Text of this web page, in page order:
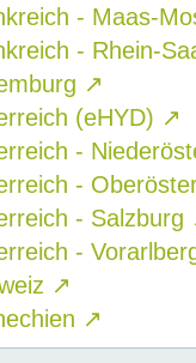
- Maas-
- Rhein-
↗
(eHYD) ↗
-
-
- Salzburg
-
↗
↗